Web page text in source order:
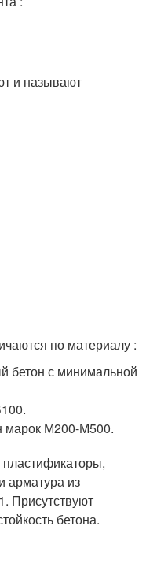
и называют
по материалу :
бетон с минимальной
марок М200-М500.
арматура из
Присутствуют
бетона.